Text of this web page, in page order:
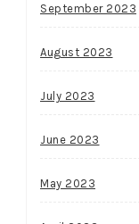
September 2023
August 2023
July 2023
June 2023
May 2023